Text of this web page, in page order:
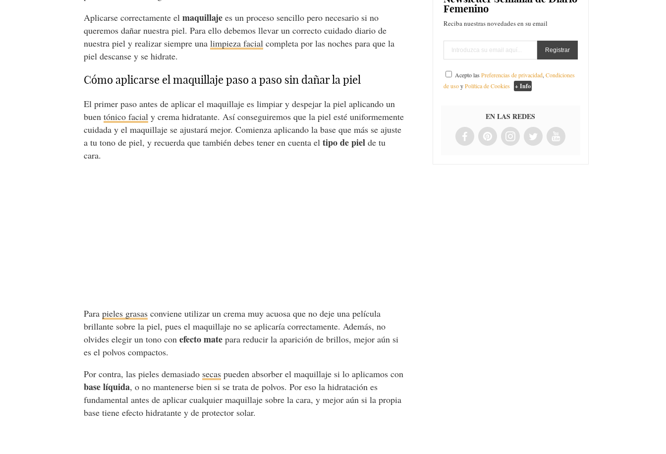
Aplicarse correctamente elmaquillaje es un proceso sencillo pero necesario si no
queremos dañar nuestra piel. Para ello debemos llevar un correcto cuidado diario de
nuestra piel y realizar siempre unalimpieza facial completa por las noches para que la
piel descanse y se hidrate.
Cómo aplicarse el maquillaje paso a paso sin dañar la piel
El primer paso antes de aplicar el maquillaje es limpiar y despejar la piel aplicando un
buentónico facial y crema hidratante. Así conseguiremos que la piel esté uniformemente
cuidada y el maquillaje se ajustará mejor. Comienza aplicando la base que más se ajuste
a tu tono de piel, y recuerda que también debes tener en cuenta eltipo de piel de tu
cara.
Parapieles grasas conviene utilizar un crema muy acuosa que no deje una película
brillante sobre la piel, pues el maquillaje no se aplicaría correctamente. Además, no
olvides elegir un tono conefecto mate para reducir la aparición de brillos, mejor aún si
es el polvos compactos.
Por contra, las pieles demasiado secas pueden absorber el maquillaje si lo aplicamos con
base líquida, o no mantenerse bien si se trata de polvos. Por eso la hidratación es
fundamental antes de aplicar cualquier maquillaje sobre la cara, y mejor aún si la propia
base tiene efecto hidratante y de protector solar.
Femenino
Reciba nuestras novedades en su email
Acepto lasPreferencias de privacidad,Condiciones
de usoyPolítica de Cookies + Info
EN LAS REDES